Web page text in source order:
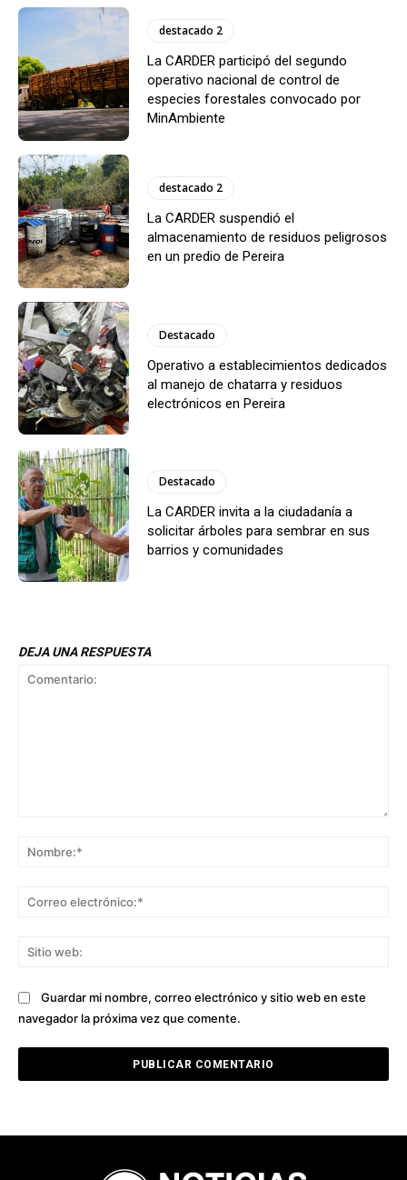
destacado 2
La CARDER participó del segundo
operativo nacional de control de
especies forestales convocado por
MinAmbiente
destacado 2
La CARDER suspendió el
almacenamiento de residuos peligrosos
en un predio de Pereira
Destacado
Operativo a establecimientos dedicados
al manejo de chatarra y residuos
electrónicos en Pereira
Destacado
La CARDER invita a la ciudadanía a
solicitar árboles para sembrar en sus
barrios y comunidades
DEJA UNA RESPUESTA
Guardar mi nombre, correo electrónico y sitio web en este
navegador la próxima vez que comente.